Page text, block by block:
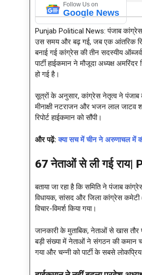
Follow Us on
Google News
Punjab Political News: पंजाब
उस समय और बढ़ गई, जब एक आंतरिक
बनाई गई कांग्रेस की तीन सदस्यीय
पार्टी हाईकमान ने मौजूदा अध्यक्ष
हो गई है।
सूत्रों के अनुसार, कांग्रेस नेतृत्व ने
मीनाक्षी नटराजन और भजन लाल
रिपोर्ट हाईकमान को सौंपी।
और पढ़ें:क्या सच में चीन ने अरुणाचल में
67 नेताओं से ली गई राय|
बताया जा रहा है कि समिति ने पंजाब
विधायक, सांसद और जिला कांग्रेस कमेटी
विचार-विमर्श किया गया।
जानकारी के मुताबिक, नेताओं से खास तौर
बड़ी संख्या में नेताओं ने संगठन की कमान
गया और चन्नी को पार्टी के सबसे